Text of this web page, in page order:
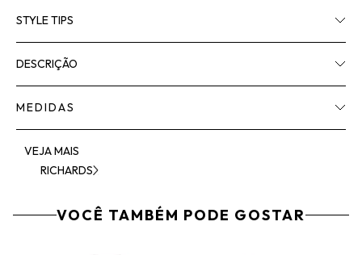
STYLE TIPS
DESCRIÇÃO
MEDIDAS
VEJA MAIS
RICHARDS
VOCÊ TAMBÉM PODE GOSTAR